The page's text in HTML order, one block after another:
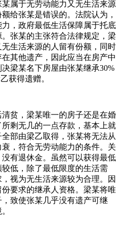
属于无劳动能力又无生活来源
给张某是错误的。法院认为，
，政府最低生活保障属于托底
张某的主张符合法律规定，梁
生活来源的人留有份额，同时
其他遗产，因此应当在房产中
梁某名下房屋由张某继承30%
获得遗赠。
贫，梁某唯一的房子还是在婚
剩无几的一点存款，基本上就
部由梁乙取得，张某将无法从
，符合无劳动能力的条件。关
有退休金。虽然可以获得最低
低，除了最低限度的生活需
视为无生活来源较为合理。因
要求的继承人资格。梁某将唯
致使张某几乎没有遗产可继